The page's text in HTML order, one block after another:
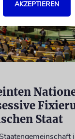
Staat
AKZEPTIEREN